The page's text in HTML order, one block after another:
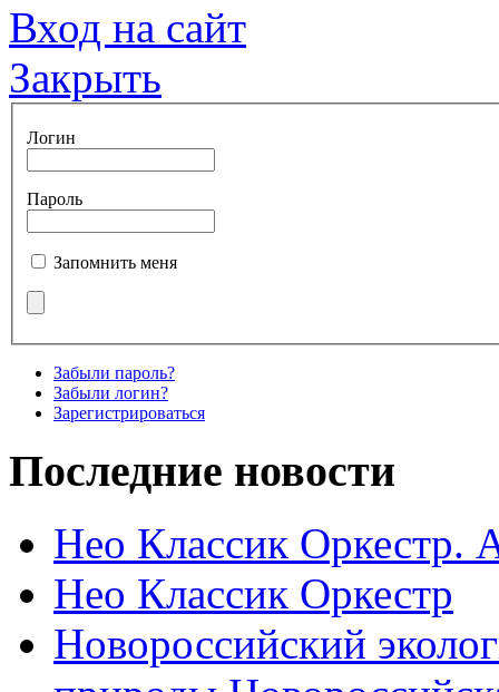
Вход на сайт
Закрыть
Логин
Пароль
Запомнить меня
Забыли пароль?
Забыли логин?
Зарегистрироваться
Последние новости
Нео Классик Оркестр.
Нео Классик Оркестр
Новороссийский